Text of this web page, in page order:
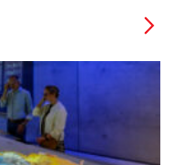
het behoud en de